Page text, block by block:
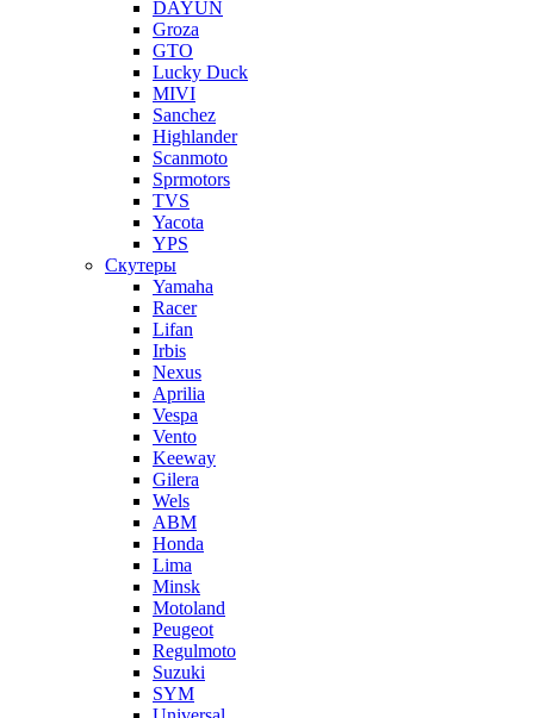
DAYUN
Groza
GTO
Lucky Duck
MIVI
Sanchez
Highlander
Scanmoto
Sprmotors
TVS
Yacota
YPS
Скутеры
Yamaha
Racer
Lifan
Irbis
Nexus
Aprilia
Vespa
Vento
Keeway
Gilera
Wels
ABM
Honda
Lima
Minsk
Motoland
Peugeot
Regulmoto
Suzuki
SYM